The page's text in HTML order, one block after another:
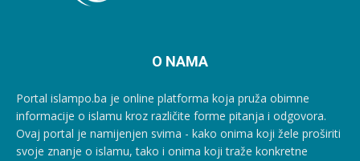
O NAMA
Portal islampo.ba je online platforma koja pruža obimne
informacije o islamu kroz različite forme pitanja i odgovora.
Ovaj portal je namijenjen svima - kako onima koji žele proširiti
svoje znanje o islamu, tako i onima koji traže konkretne